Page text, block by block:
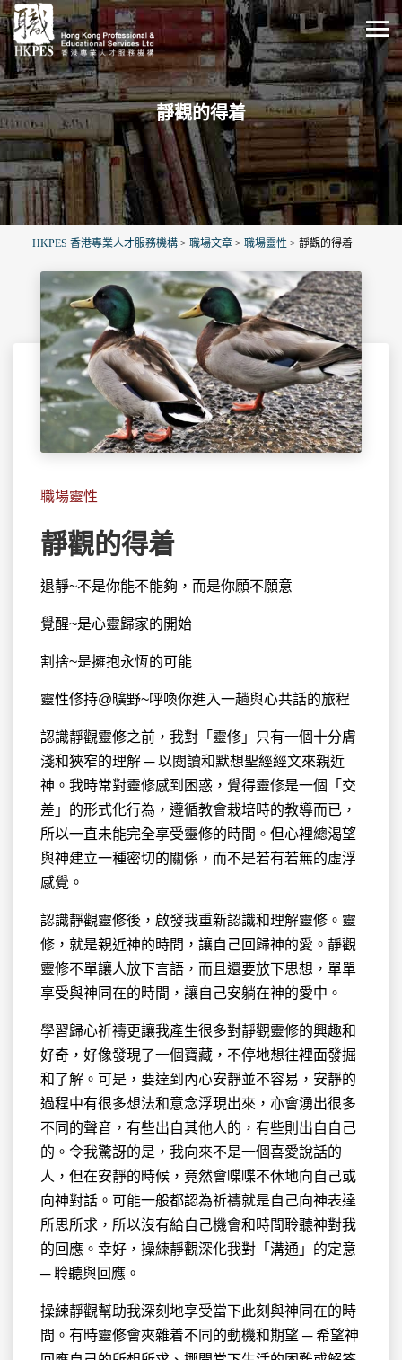
靜觀的得着
HKPES 香港專業人才服務機構 > 職場文章 > 職場靈性 > 靜觀的得着
職場靈性
靜觀的得着
退靜~不是你能不能夠，而是你願不願意
覺醒~是心靈歸家的開始
割捨~是擁抱永恆的可能
靈性修持@曠野~呼喚你進入一趟與心共話的旅程
認識靜觀靈修之前，我對「靈修」只有一個十分膚
淺和狹窄的理解 ─ 以閱讀和默想聖經經文來親近
神。我時常對靈修感到困惑，覺得靈修是一個「交
差」的形式化行為，遵循教會栽培時的教導而已，
所以一直未能完全享受靈修的時間。但心裡總渴望
與神建立一種密切的關係，而不是若有若無的虛浮
感覺。
認識靜觀靈修後，啟發我重新認識和理解靈修。靈
修，就是親近神的時間，讓自己回歸神的愛。靜觀
靈修不單讓人放下言語，而且還要放下思想，單單
享受與神同在的時間，讓自己安躺在神的愛中。
學習歸心祈禱更讓我產生很多對靜觀靈修的興趣和
好奇，好像發現了一個寶藏，不停地想往裡面發掘
和了解。可是，要達到內心安靜並不容易，安靜的
過程中有很多想法和意念浮現出來，亦會湧出很多
不同的聲音，有些出自其他人的，有些則出自自己
的。令我驚訝的是，我向來不是一個喜愛說話的
人，但在安靜的時候，竟然會喋喋不休地向自己或
向神對話。可能一般都認為祈禱就是自己向神表達
所思所求，所以沒有給自己機會和時間聆聽神對我
的回應。幸好，操練靜觀深化我對「溝通」的定意
─ 聆聽與回應。
操練靜觀幫助我深刻地享受當下此刻與神同在的時
間。有時靈修會夾雜着不同的動機和期望 ─ 希望神